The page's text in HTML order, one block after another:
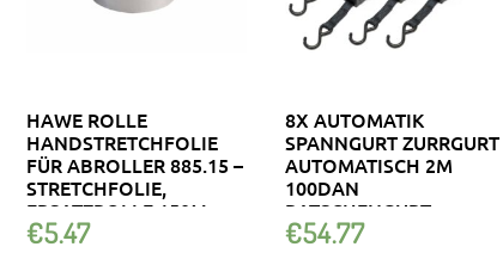
HAWE ROLLE
HANDSTRETCHFOLIE
FÜR ABROLLER 885.15 –
STRETCHFOLIE,
ERSATZROLLE 150M
€5.47
8X AUTOMATIK
SPANNGURT ZURRGURT
AUTOMATISCH 2M
100DAN
RATSCHENGURT
€54.77